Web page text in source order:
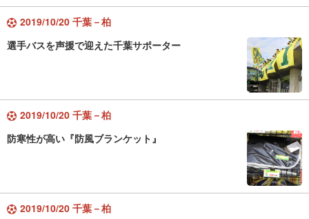
2019/10/20 千葉－柏
選手バスを声援で迎えた千葉サポーター
2019/10/20 千葉－柏
防寒性が高い『防風ブランケット』
2019/10/20 千葉－柏